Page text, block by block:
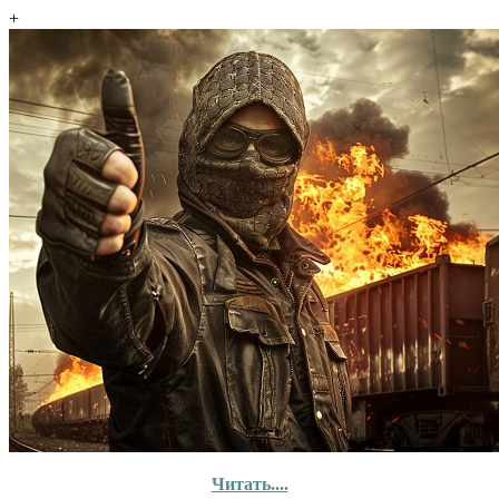
+
Читать....